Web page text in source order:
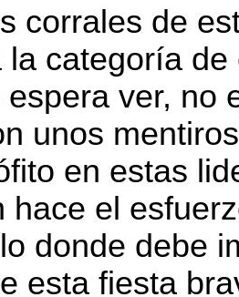
corrales de
la categoría
ver, no
unos
en estas
hace el
donde debe
esta fiesta